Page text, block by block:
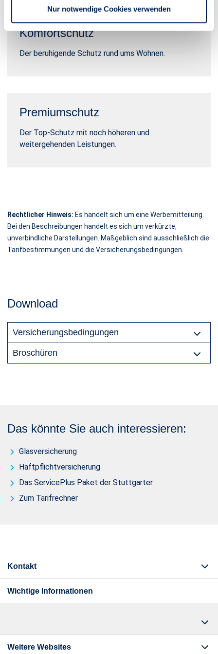
Nur notwendige Cookies verwenden
Komfortschutz
Der beruhigende Schutz rund ums Wohnen.
Premiumschutz
Der Top-Schutz mit noch höheren und
weitergehenden Leistungen.
Rechtlicher Hinweis: Es handelt sich um eine Werbemitteilung.
Bei den Beschreibungen handelt es sich um verkürzte,
unverbindliche Darstellungen. Maßgeblich sind ausschließlich die
Tarifbestimmungen und die Versicherungsbedingungen.
Download
Versicherungsbedingungen
Broschüren
Das könnte Sie auch interessieren:
Glasversicherung
Haftpflichtversicherung
Das ServicePlus Paket der Stuttgarter
Zum Tarifrechner
Kontakt
Wichtige Informationen
Weitere Websites